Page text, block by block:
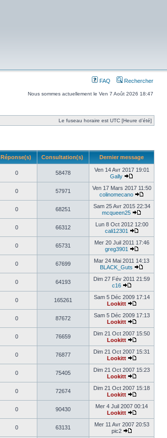
FAQ Rechercher
Nous sommes actuellement le Ven 7 Août 2026 18:47
Le fuseau horaire est UTC [Heure d’été]
Réponse(s) Consultation(s) Dernier message
0 58478
Ven 14 Avr 2017 19:01
Gally
0 57971
Ven 17 Mars 2017 11:50
colinomecano
0 68251
Sam 25 Avr 2015 22:34
mcqueen25
0 66312
Lun 8 Oct 2012 12:00
cali12301
0 65731
Mer 20 Juil 2011 17:46
greg3901
0 67699
Mar 24 Mai 2011 14:13
BLACK_Guts
0 64193
Dim 27 Fév 2011 21:59
c16
0 165261
Sam 5 Déc 2009 17:14
Lookitt
0 87672
Sam 5 Déc 2009 17:13
Lookitt
0 76659
Dim 21 Oct 2007 15:50
Lookitt
0 76877
Dim 21 Oct 2007 15:31
Lookitt
0 75405
Dim 21 Oct 2007 15:23
Lookitt
0 72674
Dim 21 Oct 2007 15:18
Lookitt
0 90430
Mer 4 Juil 2007 00:14
Lookitt
0 63131
Mer 11 Avr 2007 20:53
pic2